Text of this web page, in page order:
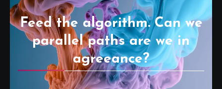
Feed the algorithm. Can we
parallel paths are we in
agreeance?